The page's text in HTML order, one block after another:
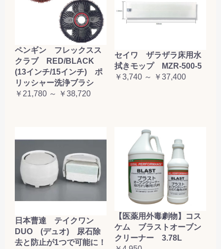
ペンギン フレックスス
クラブ RED/BLACK
(13インチ/15インチ) ポ
リッシャー洗浄ブラシ
￥21,780 ～ ￥38,720
セイワ ザラザラ床用水
拭きモップ MZR-500-5
￥3,740 ～ ￥37,400
日本曹達 テイクワン
DUO (デュオ) 尿石除
去と防止が1つで可能に！
【医薬用外毒劇物】コス
ケム ブラストオーブン
クリーナー 3.78L